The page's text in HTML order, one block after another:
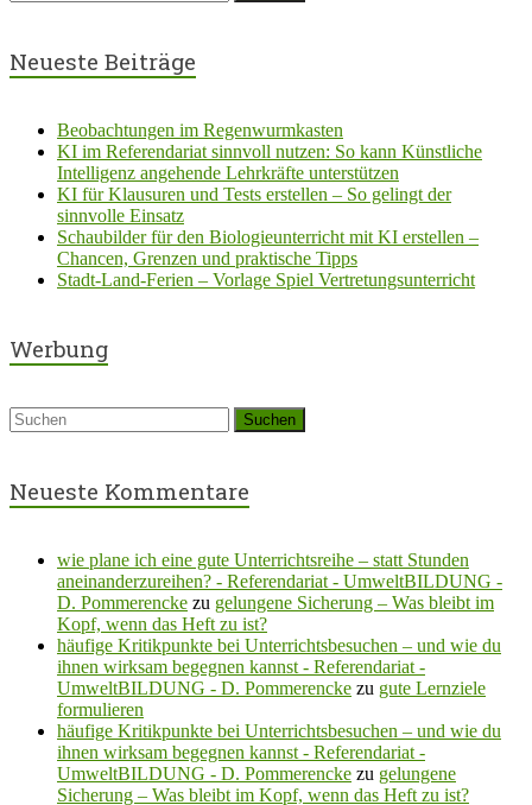
Neueste Beiträge
Beobachtungen im Regenwurmkasten
KI im Referendariat sinnvoll nutzen: So kann Künstliche
Intelligenz angehende Lehrkräfte unterstützen
KI für Klausuren und Tests erstellen – So gelingt der
sinnvolle Einsatz
Schaubilder für den Biologieunterricht mit KI erstellen –
Chancen, Grenzen und praktische Tipps
Stadt-Land-Ferien – Vorlage Spiel Vertretungsunterricht
Werbung
Neueste Kommentare
wie plane ich eine gute Unterrichtsreihe – statt Stunden
aneinanderzureihen? - Referendariat - UmweltBILDUNG -
D. Pommerencke zu gelungene Sicherung – Was bleibt im
Kopf, wenn das Heft zu ist?
häufige Kritikpunkte bei Unterrichtsbesuchen – und wie du
ihnen wirksam begegnen kannst - Referendariat -
UmweltBILDUNG - D. Pommerencke zu gute Lernziele
formulieren
häufige Kritikpunkte bei Unterrichtsbesuchen – und wie du
ihnen wirksam begegnen kannst - Referendariat -
UmweltBILDUNG - D. Pommerencke zu gelungene
Sicherung – Was bleibt im Kopf, wenn das Heft zu ist?